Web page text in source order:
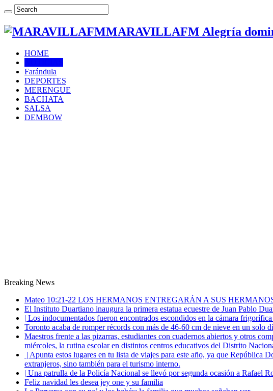
MARAVILLAFM Alegría
HOME
Farándula
DEPORTES
MERENGUE
BACHATA
SALSA
DEMBOW
Breaking News
Mateo 10:21-22 LOS HERMANOS ENTREGARÁN A SUS
El Instituto Duartiano inaugura la primera estatua ecuestre de Juan Pablo
| Los indocumentados fueron encontrados escondidos en la cámara
Toronto acaba de romper récords con más de 46-60 cm de nieve en un solo
Maestros frente a las pizarras, estudiantes con cuadernos abiertos y otros
miércoles, la rutina escolar en distintos centros educativos del Distrito
| Apunta estos lugares en tu lista de viajes para este año, ya que República
extranjeros, sino también para el turismo interno.
| Una patrulla de la Policía Nacional se llevó por segunda ocasión a Rafael
Feliz navidad les desea jey one y su familia